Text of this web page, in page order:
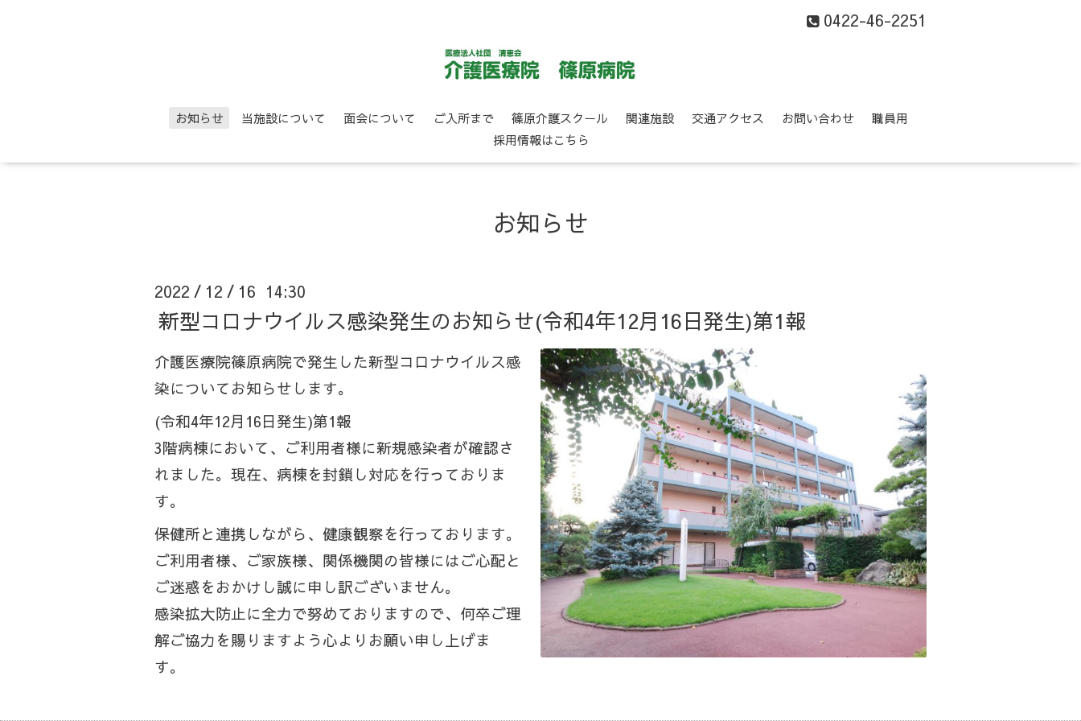
0422-46-2251
お知らせ 当施設について 面会について ご入所まで 篠原介護スクール 関連施設 交通アクセス お問い合わせ
職員用
採用情報はこちら
お知らせ
2022 / 12 / 16 14:30
新型コロナウイルス感染発生のお知らせ(令和4年12月16日発生)第1報
介護医療院篠原病院で発生した新型コロナウイルス感
染についてお知らせします。
(令和4年12月16日発生)第1報
3階病棟において、ご利用者様に新規感染者が確認さ
れました。現在、病棟を封鎖し対応を行っておりま
す。
保健所と連携しながら、健康観察を行っております。
ご利用者様、ご家族様、関係機関の皆様にはご心配と
ご迷惑をおかけし誠に申し訳ございません。
感染拡大防止に全力で努めておりますので、何卒ご理
解ご協力を賜りますよう心よりお願い申し上げま
す。